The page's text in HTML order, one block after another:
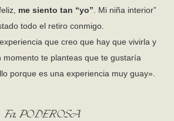
me siento tan “yo”. Mi niña interior”
todo el retiro conmigo.
que creo que hay que vivirla y
momento te planteas que te gustaría
porque es una experiencia muy guay».
Fa, PODEROSA